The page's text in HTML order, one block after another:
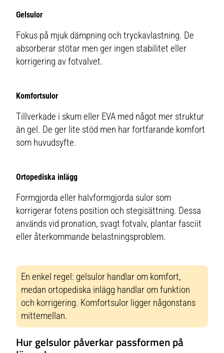
Gelsulor
Fokus på mjuk dämpning och tryckavlastning. De
absorberar stötar men ger ingen stabilitet eller
korrigering av fotvalvet.
Komfortsulor
Tillverkade i skum eller EVA med något mer struktur
än gel. De ger lite stöd men har fortfarande komfort
som huvudsyfte.
Ortopediska inlägg
Formgjorda eller halvformgjorda sulor som
korrigerar fotens position och stegisättning. Dessa
används vid pronation, svagt fotvalv, plantar fasciit
eller återkommande belastningsproblem.
En enkel regel: gelsulor handlar om komfort,
medan ortopediska inlägg handlar omfunktion
och korrigering. Komfortsulor ligger någonstans
mittemellan.
Hur gelsulor påverkar passformen på